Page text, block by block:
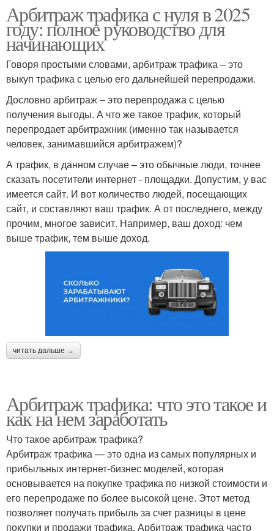
Арбитраж трафика с нуля в 2025
году: полное руководство для
начинающих
Говоря простыми словами, арбитраж трафика – это
выкуп трафика с целью его дальнейшей перепродажи.
Дословно арбитраж – это перепродажа с целью
получения выгоды. А что же такое трафик, который
перепродает арбитражник (именно так называется
человек, занимавшийся арбитражем)?
А трафик, в данном случае – это обычные люди, точнее
сказать посетители интернет - площадки. Допустим, у вас
имеется сайт. И вот количество людей, посещающих
сайт, и составляют ваш трафик. А от последнего, между
прочим, многое зависит. Например, ваш доход: чем
выше трафик, тем выше доход.
читать дальше →
Арбитраж трафика: что это такое и
как на нем заработать
Что такое арбитраж трафика?
Арбитраж трафика — это одна из самых популярных и
прибыльных интернет-бизнес моделей, которая
основывается на покупке трафика по низкой стоимости и
его перепродаже по более высокой цене. Этот метод
позволяет получать прибыль за счет разницы в цене
покупки и продажи трафика. Арбитраж трафика часто